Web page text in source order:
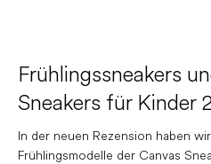
Frühlingssneakers
Sneakers für Kinder
In der neuen Rezension haben
Frühlingsmodelle der Canvas